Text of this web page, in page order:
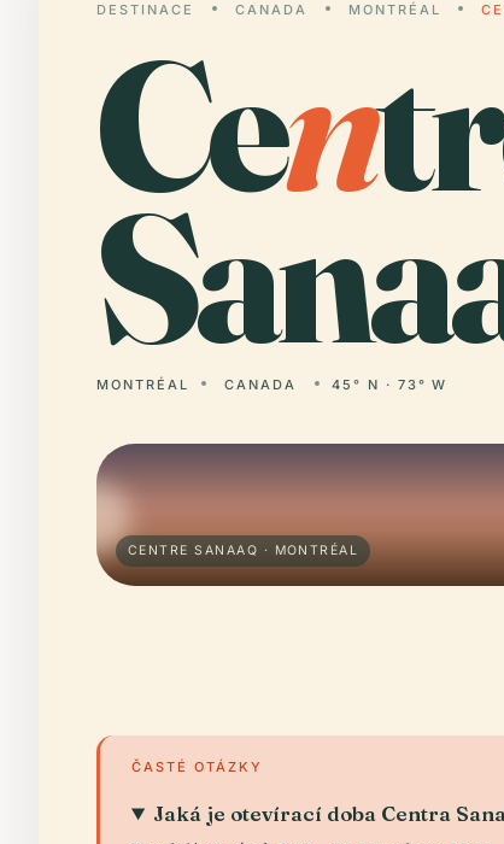
DESTINACE CANADA MONTRÉAL
Cen
MONTRÉAL CANADA 45° N · 73° W
CENTRE SANAAQ · MONTRÉAL
ČASTÉ OTÁZKY
Jaká je otevírací doba Centra